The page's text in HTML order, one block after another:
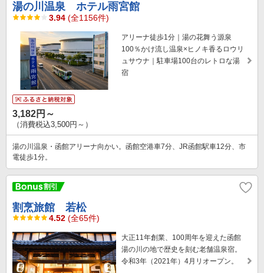
湯の川温泉 ホテル雨宮館
3.94 (全1156件)
アリーナ徒歩1分｜湯の花舞う源泉
100％かけ流し温泉×ヒノキ香るロウリ
ュサウナ｜駐車場100台のレトロな湯
宿
3,182円～
（消費税込3,500円～）
湯の川温泉・函館アリーナ向かい。函館空港車7分、JR函館駅車12分、市
電徒歩1分。
割烹旅館 若松
4.52 (全65件)
大正11年創業、100周年を迎えた函館
湯の川の地で歴史を刻む老舗温泉宿。
令和3年（2021年）4月リオープン。